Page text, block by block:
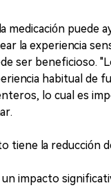
medicación puede
la experiencia
ser beneficioso.
habitual de
lo cual es
tiene la reducción
impacto